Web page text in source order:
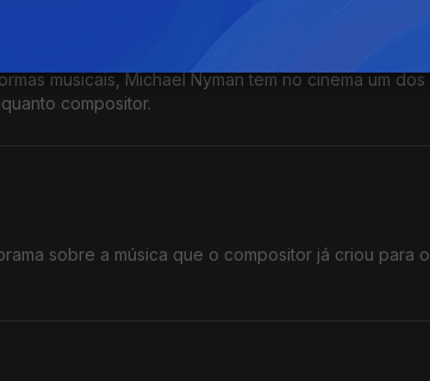
musicais, Michael Nyman tem no cinema um dos
compositor.
sobre a música que o compositor já criou para o